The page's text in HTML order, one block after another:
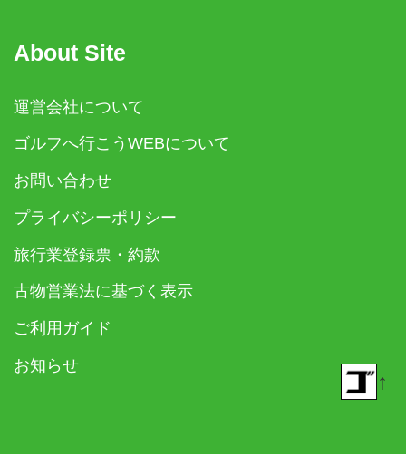
About Site
運営会社について
ゴルフへ行こうWEBについて
お問い合わせ
プライバシーポリシー
旅行業登録票・約款
古物営業法に基づく表示
ご利用ガイド
お知らせ
↑